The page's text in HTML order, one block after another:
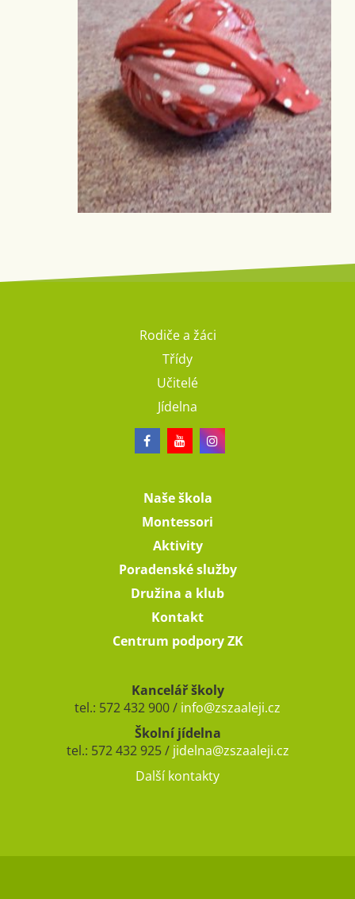
Rodiče a žáci
Třídy
Učitelé
Jídelna
Naše škola
Montessori
Aktivity
Poradenské služby
Družina a klub
Kontakt
Centrum podpory ZK
Kancelář školy
tel.: 572 432 900 / info@zszaaleji.cz
Školní jídelna
tel.: 572 432 925 / jidelna@zszaaleji.cz
Další kontakty